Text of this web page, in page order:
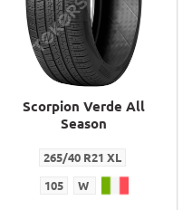
Scorpion Verde All
Season
265/40 R21 XL
105 W